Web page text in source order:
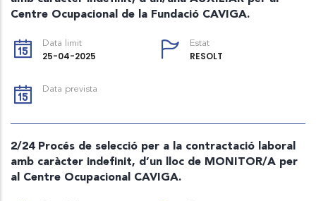
Centre Ocupacional de la Fundació CAVIGA.
Data limit
25-04-2025
Estat
RESOLT
Data prevista
2/24 Procés de selecció per a la contractació laboral
amb caràcter indefinit, d’un lloc de MONITOR/A per
al Centre Ocupacional CAVIGA.